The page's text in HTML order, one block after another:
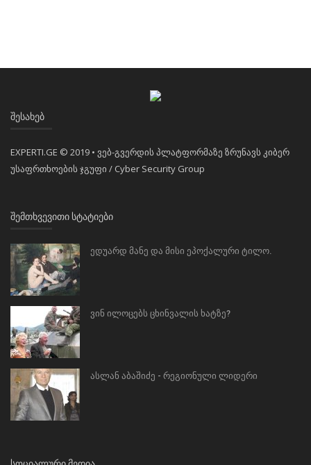
ᲨᲔᲡᲐᲮᲔᲑ
EXPERTI.GE © 2019 • ვებ-გვერდის პლატფორმაზე ზრუნავს კიბერ
უსაფრთხოების ჯგუფი / Cyber Security Group
ᲨᲔᲛᲗᲮᲕᲔᲕᲘᲗᲘ ᲡᲢᲐᲢᲘᲔᲑᲘ
ედუარდ მანე და მისი ეპოქალური ტილო.
ვინ ილოცებს ცხინვალის ხატზე?
ასლან აბაშიძე - რეგიონული ლიდერი